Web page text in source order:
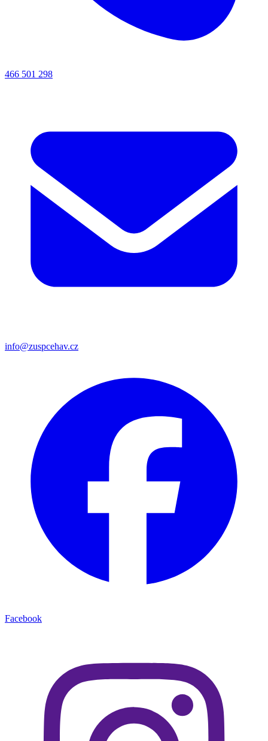
466 501 298
info@zuspcehav.cz
Facebook